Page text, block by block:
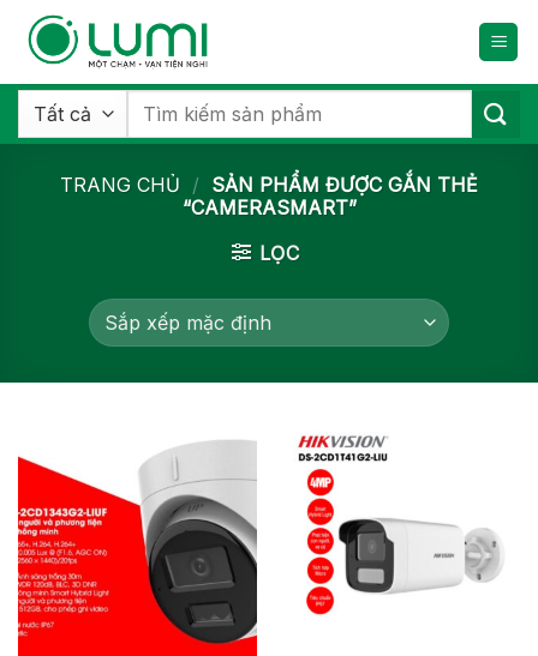
qua
dung
Tìm
TRANG CHỦ / SẢN PHẨM ĐƯỢC GẮN THẺ
“CAMERASMART”
LỌC